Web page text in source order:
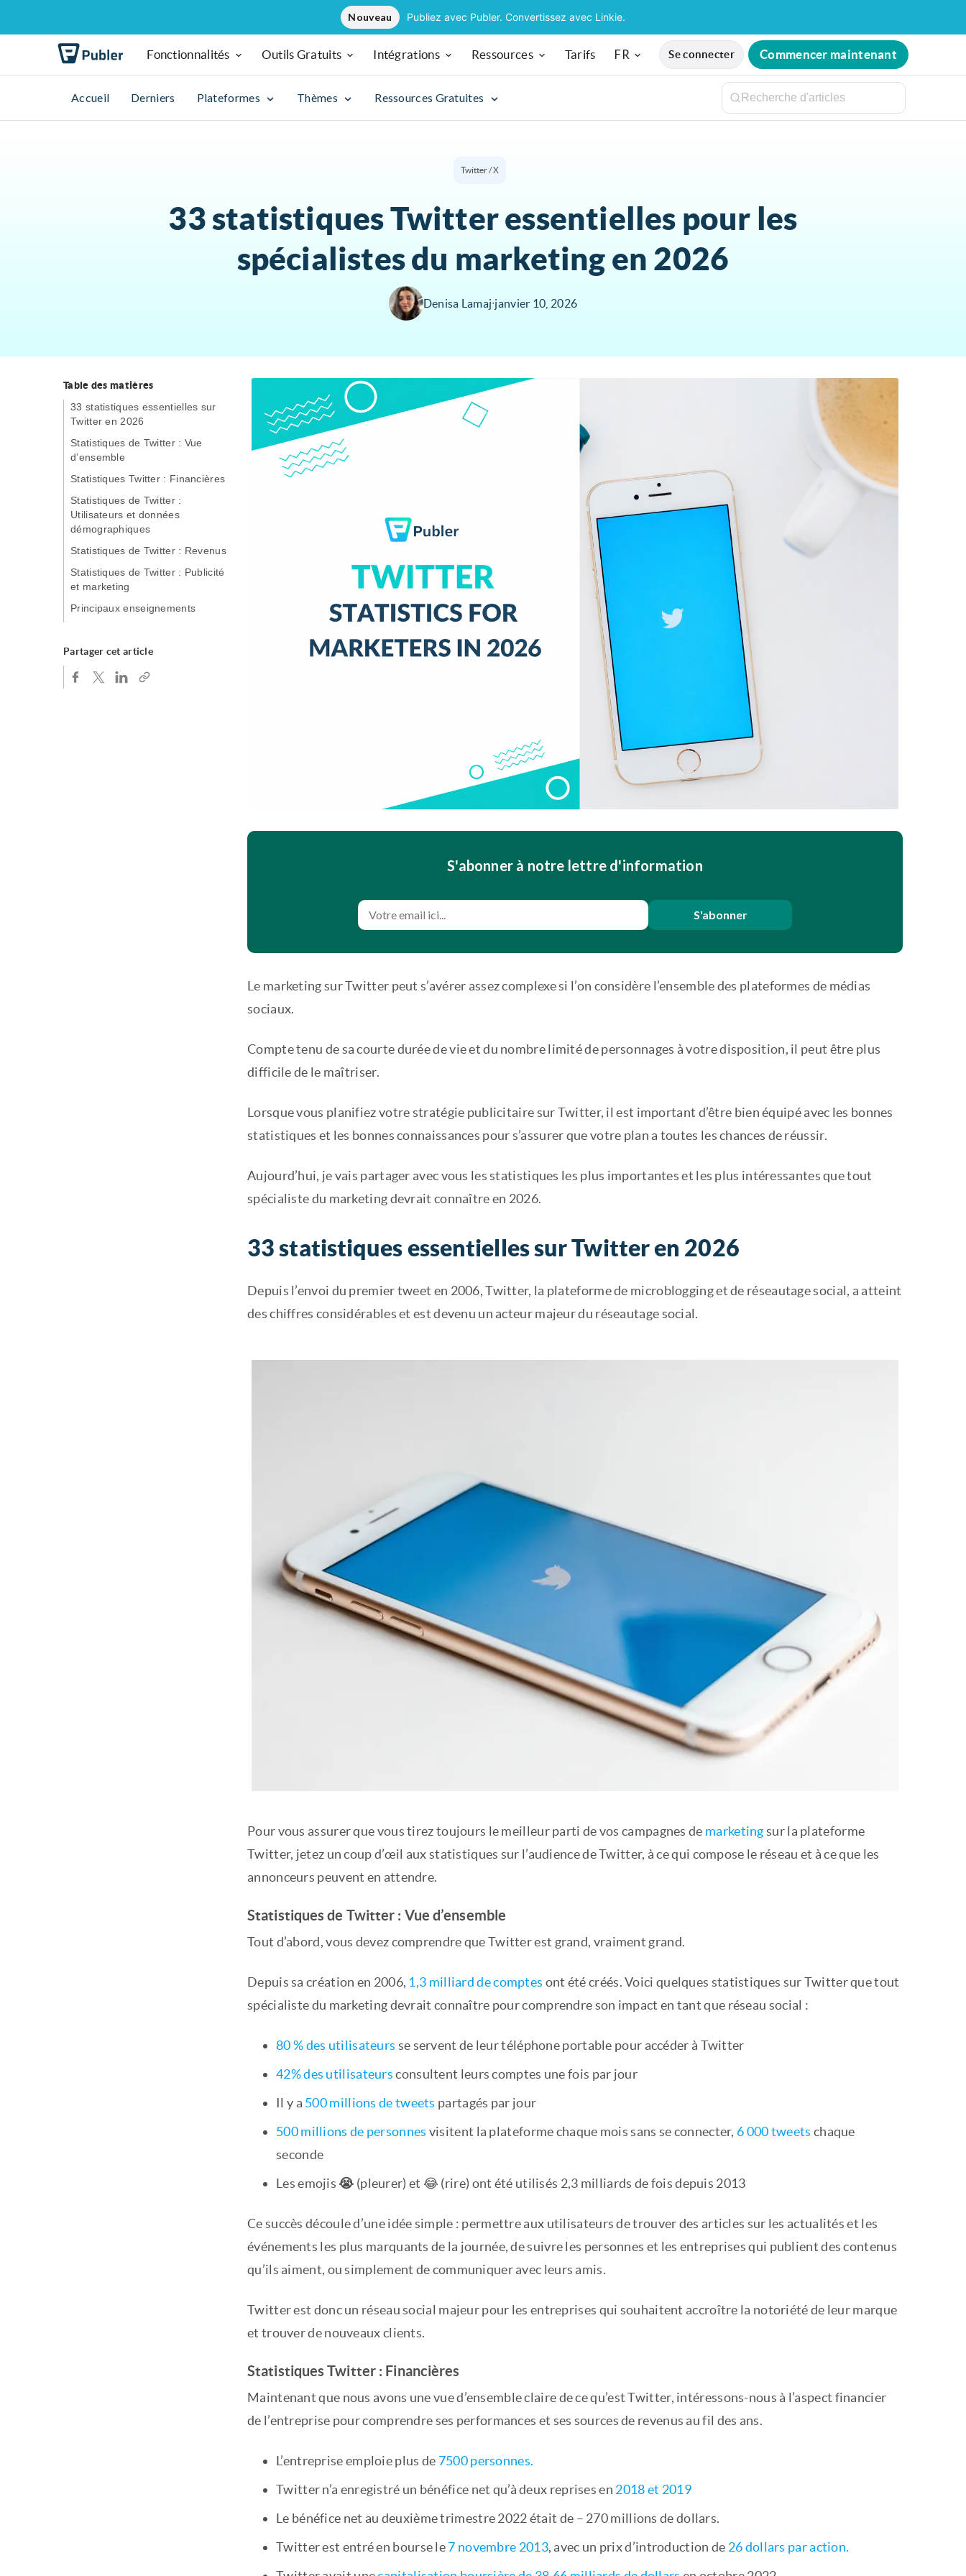
Nouveau Publiez avec Publer. Convertissez avec Linkie.
Fonctionnalités Outils Gratuits Intégrations Ressources Tarifs FR Se connecter Commencer maintenant
Accueil Derniers Plateformes Thèmes Ressources Gratuites
Twitter / X
33 statistiques Twitter essentielles pour les
spécialistes du marketing en 2026
Denisa Lamaj∙janvier 10, 2026
Table des matières
33 statistiques essentielles sur
Twitter en 2026
Statistiques de Twitter : Vue
d’ensemble
Statistiques Twitter : Financières
Statistiques de Twitter :
Utilisateurs et données
démographiques
Statistiques de Twitter : Revenus
Statistiques de Twitter : Publicité
et marketing
Principaux enseignements
Partager cet article
S'abonner à notre lettre d'information
S'abonner
Le marketing sur Twitter peut s’avérer assez complexe si l’on considère l’ensemble des plateformes de médias
sociaux.
Compte tenu de sa courte durée de vie et du nombre limité de personnages à votre disposition, il peut être plus
difficile de le maîtriser.
Lorsque vous planifiez votre stratégie publicitaire sur Twitter, il est important d’être bien équipé avec les bonnes
statistiques et les bonnes connaissances pour s’assurer que votre plan a toutes les chances de réussir.
Aujourd’hui, je vais partager avec vous les statistiques les plus importantes et les plus intéressantes que tout
spécialiste du marketing devrait connaître en 2026.
33 statistiques essentielles sur Twitter en 2026
Depuis l’envoi du premier tweet en 2006, Twitter, la plateforme de microblogging et de réseautage social, a atteint
des chiffres considérables et est devenu un acteur majeur du réseautage social.
Pour vous assurer que vous tirez toujours le meilleur parti de vos campagnes de marketingsur la plateforme
Twitter, jetez un coup d’œil aux statistiques sur l’audience de Twitter, à ce qui compose le réseau et à ce que les
annonceurs peuvent en attendre.
Statistiques de Twitter : Vue d’ensemble
Tout d’abord, vous devez comprendre que Twitter est grand, vraiment grand.
Depuis sa création en 2006, 1,3 milliard de comptes ont été créés. Voici quelques statistiques sur Twitter que tout
spécialiste du marketing devrait connaître pour comprendre son impact en tant que réseau social :
80 % des utilisateurs se servent de leur téléphone portable pour accéder à Twitter
42% des utilisateursconsultent leurs comptes une fois par jour
Il y a 500 millions de tweets partagés par jour
500 millions de personnes visitent la plateforme chaque mois sans se connecter, 6 000 tweets chaque
seconde
Les emojis 😭 (pleurer) et 😂 (rire) ont été utilisés 2,3 milliards de fois depuis 2013
Ce succès découle d’une idée simple : permettre aux utilisateurs de trouver des articles sur les actualités et les
événements les plus marquants de la journée, de suivre les personnes et les entreprises qui publient des contenus
qu’ils aiment, ou simplement de communiquer avec leurs amis.
Twitter est donc un réseau social majeur pour les entreprises qui souhaitent accroître la notoriété de leur marque
et trouver de nouveaux clients.
Statistiques Twitter : Financières
Maintenant que nous avons une vue d’ensemble claire de ce qu’est Twitter, intéressons-nous à l’aspect financier
de l’entreprise pour comprendre ses performances et ses sources de revenus au fil des ans.
L’entreprise emploie plus de 7500 personnes.
Twitter n’a enregistré un bénéfice net qu’à deux reprises en 2018 et 2019
Le bénéfice net au deuxième trimestre 2022 était de – 270 millions de dollars.
Twitter est entré en bourse le7 novembre 2013, avec un prix d’introduction de 26 dollars par action.